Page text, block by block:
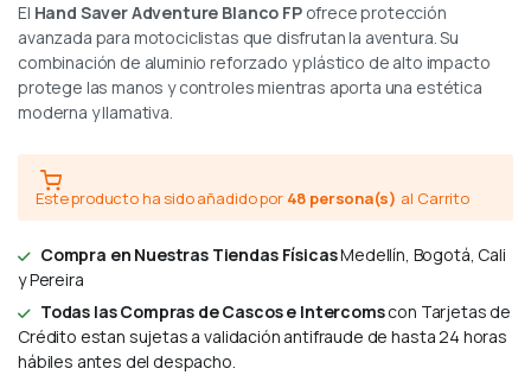
El Hand Saver Adventure Blanco FPofrece protección
avanzada para motociclistas que disfrutan la aventura. Su
combinación de aluminio reforzado y plástico de alto impacto
protege las manos y controles mientras aporta una estética
moderna y llamativa.
Este producto ha sido añadido por 48 persona(s) al Carrito
Compra en Nuestras Tiendas FísicasMedellín, Bogotá, Cali
y Pereira
Todas las Compras de Cascos e Intercomscon Tarjetas de
Crédito estan sujetas a validación antifraude de hasta 24 horas
hábiles antes del despacho.